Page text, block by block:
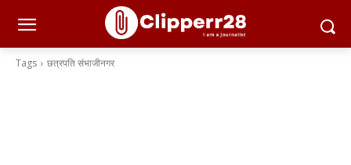
Tags छत्रपति संभाजीनगर